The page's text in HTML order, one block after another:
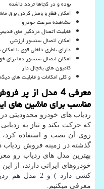
بوده و در کجاها تردد داشته
امکان قطع و وصل کردن برق
مشاهده سرعت خودرو
قابلیت اتصال دزدگیر های
امکان اتصال سنسور لرزشی
دارای باطری داخلی قوی با
امکان اتصال سنسور دما برای
کامیون های یخچال دار
و کلی امکانات و قابلیت های
معرفی 4 مدل از
مناسب برای ماشین های
ردیاب های خودرو محدودیتی در
که حرکت بکند و نیاز به
روی آن نصب و استفاده کرد،
بهترین مدل های ردیاب رو
کشی دارد ) و
معرفی میکنیم.